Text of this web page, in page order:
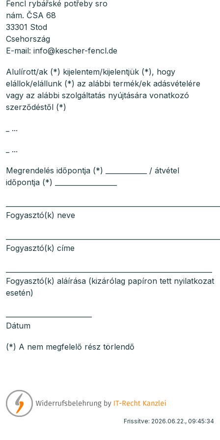
Fencl rybářské potřeby sro
nám. ČSA 68
33301 Stod
Csehország
E-mail: info@kescher-fencl.de
Alulírott/ak (*) kijelentem/kijelentjük (*), hogy
elállok/elállunk (*) az alábbi termék/ek adásvételére
vagy az alábbi szolgáltatás nyújtására vonatkozó
szerződéstől (*)
_ ...
_ ...
Megrendelés időpontja (*) ____________ / átvétel
időpontja (*) __________________
Fogyasztó(k) neve
Fogyasztó(k) címe
Fogyasztó(k) aláírása (kizárólag papíron tett nyilatkozat
esetén)
Dátum
(*) A nem megfelelő rész törlendő
Frissítve: 2026.06.22., 09:45:34